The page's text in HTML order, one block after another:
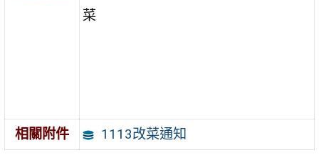
菜
相關附件 1113改菜通知